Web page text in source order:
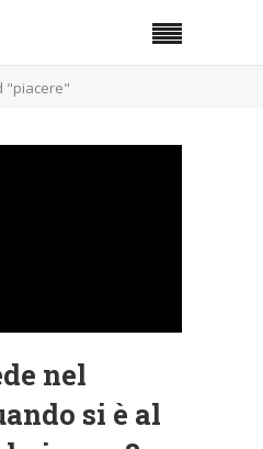
"piacere"
nel
si è al